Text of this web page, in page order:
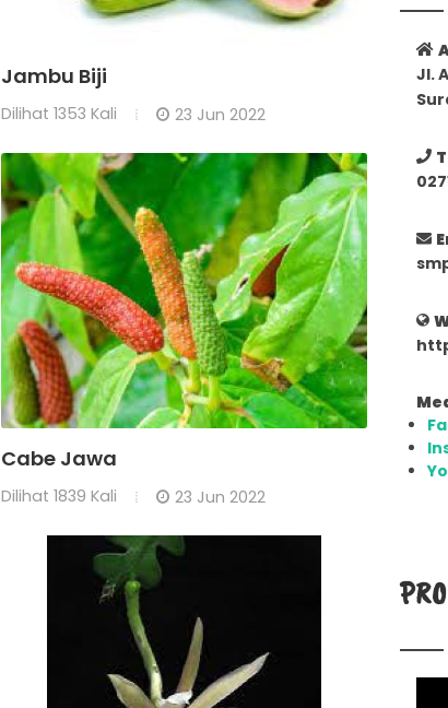
Jambu Biji
Dilihat 1353 Kali 23 Jun 2022
Cabe Jawa
Dilihat 1839 Kali 23 Jun 2022
Jl.